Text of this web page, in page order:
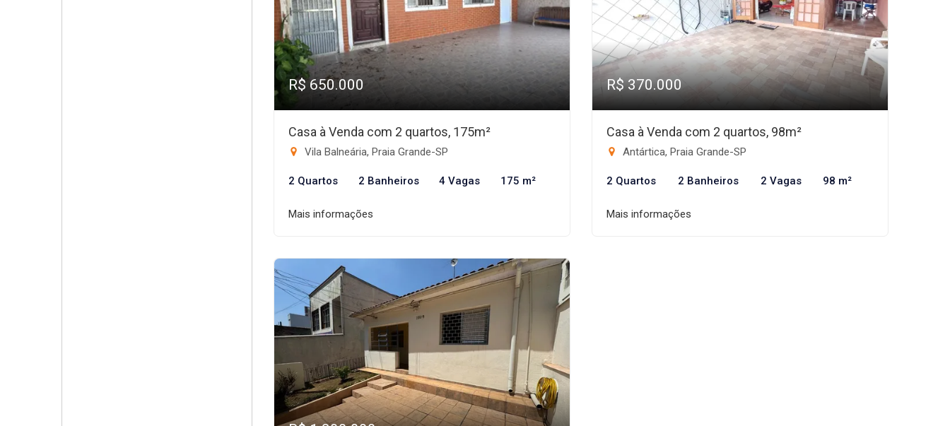
R$ 650.000
Casa à Venda com 2 quartos, 175m²
Vila Balneária, Praia Grande-SP
2 Quartos 2 Banheiros 4 Vagas 175 m²
Mais informações
R$ 370.000
Casa à Venda com 2 quartos, 98m²
Antártica, Praia Grande-SP
2 Quartos 2 Banheiros 2 Vagas 98 m²
Mais informações